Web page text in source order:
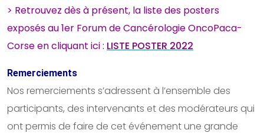
> Retrouvez dès à présent, la liste des posters
exposés au 1er Forum de Cancérologie OncoPaca-
Corse en cliquant ici : LISTE POSTER 2022
Remerciements
Nos remerciements s’adressent à l’ensemble des
participants, des intervenants et des modérateurs qui
ont permis de faire de cet événement une grande